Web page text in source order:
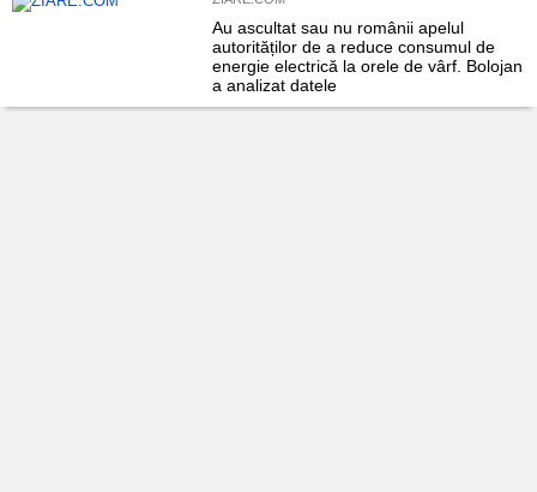
Au ascultat sau nu românii apelul
autorităților de a reduce consumul de
energie electrică la orele de vârf. Bolojan
a analizat datele